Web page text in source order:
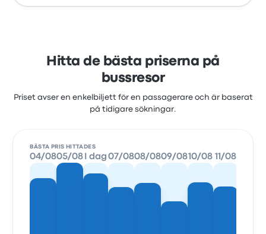
Hitta de bästa priserna på
bussresor
Priset avser en enkelbiljett för en passagerare och är baserat
på tidigare sökningar.
BÄSTA PRIS HITTADES
04/0805/08 I dag 07/0808/0809/0810/08 11/08